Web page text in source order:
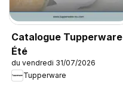
Catalogue Tupperware
Été
du vendredi 31/07/2026
Tupperware